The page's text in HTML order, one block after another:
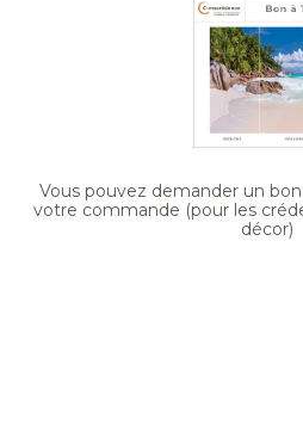
Vous pouvez demander un
votre commande (pour les
décor)